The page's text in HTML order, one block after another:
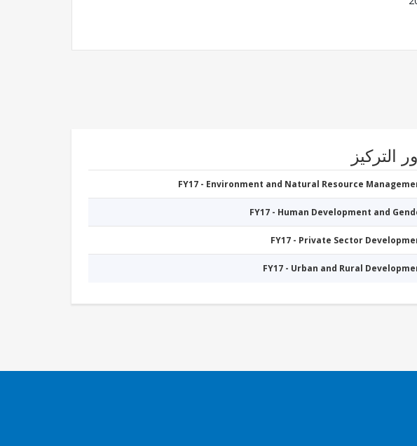
التركيز
FY17 - Environment and Natural Resource
FY17 - Human Development and
FY17 - Private Sector
FY17 - Urban and Rural